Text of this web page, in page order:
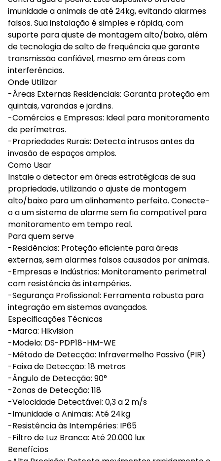
imunidade a animais de até 24kg, evitando alarmes
falsos. Sua instalação é simples e rápida, com
suporte para ajuste de montagem alto/baixo, além
de tecnologia de salto de frequência que garante
transmissão confiável, mesmo em áreas com
interferências.
Onde Utilizar
-Áreas Externas Residenciais: Garanta proteção em
quintais, varandas e jardins.
-Comércios e Empresas: Ideal para monitoramento
de perímetros.
-Propriedades Rurais: Detecta intrusos antes da
invasão de espaços amplos.
Como Usar
Instale o detector em áreas estratégicas de sua
propriedade, utilizando o ajuste de montagem
alto/baixo para um alinhamento perfeito. Conecte-
o a um sistema de alarme sem fio compatível para
monitoramento em tempo real.
Para quem serve
-Residências: Proteção eficiente para áreas
externas, sem alarmes falsos causados por animais.
-Empresas e Indústrias: Monitoramento perimetral
com resistência às intempéries.
-Segurança Profissional: Ferramenta robusta para
integração em sistemas avançados.
Especificações Técnicas
-Marca: Hikvision
-Modelo: DS-PDP18-HM-WE
-Método de Detecção: Infravermelho Passivo (PIR)
-Faixa de Detecção: 18 metros
-Ângulo de Detecção: 90°
-Zonas de Detecção: 118
-Velocidade Detectável: 0,3 a 2 m/s
-Imunidade a Animais: Até 24kg
-Resistência às Intempéries: IP65
-Filtro de Luz Branca: Até 20.000 lux
Benefícios